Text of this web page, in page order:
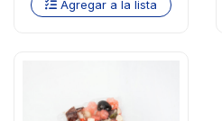
Agregar a la lista